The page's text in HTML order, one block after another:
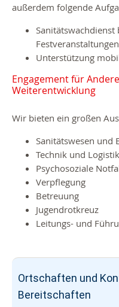
außerdem folgende
Festveranstaltungen
Unterstützung
Engagement für
Weiterentwicklung
Wir bieten ein großen
Sanitätswesen und
Technik und Logistik
Psychosoziale
Verpflegung
Betreuung
Jugendrotkreuz
Leitungs- und
Ortschaften und
Bereitschaften